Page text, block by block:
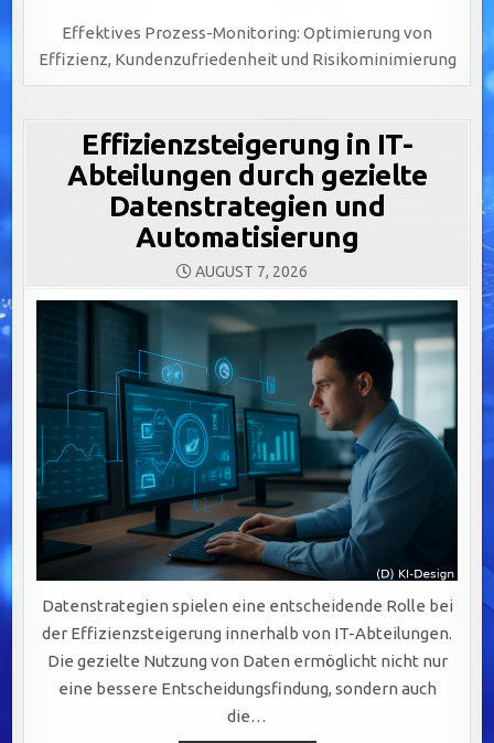
Effektives Prozess-Monitoring: Optimierung von
Effizienz, Kundenzufriedenheit und Risikominimierung
Effizienzsteigerung in IT-
Abteilungen durch gezielte
Datenstrategien und
Automatisierung
AUGUST 7, 2026
Datenstrategien spielen eine entscheidende Rolle bei
der Effizienzsteigerung innerhalb von IT-Abteilungen.
Die gezielte Nutzung von Daten ermöglicht nicht nur
eine bessere Entscheidungsfindung, sondern auch
die…